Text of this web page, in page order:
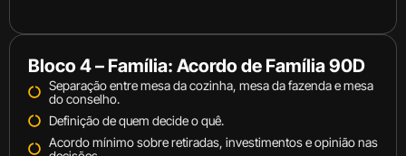
Bloco 4 – Família: Acordo de Família 90D
Separação entre mesa da cozinha, mesa da fazenda e mesa
do conselho.
Definição de quem decide o quê.
Acordo mínimo sobre retiradas, investimentos e opinião nas